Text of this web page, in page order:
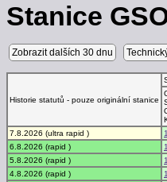
Stanice
Zobrazit dalších 30 dnu
Historie statutů - pouze originální stanice
7.8.2026 (ultra rapid )
1
6.8.2026 (rapid )
1
5.8.2026 (rapid )
1
4.8.2026 (rapid )
1